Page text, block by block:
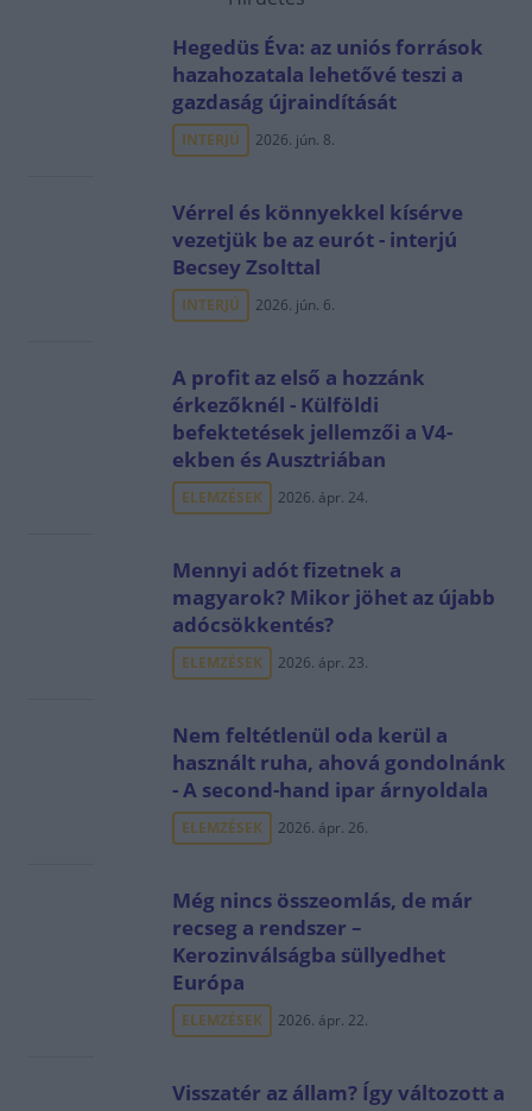
Hegedüs Éva: az uniós források
hazahozatala lehetővé teszi a
gazdaság újraindítását
INTERJÚ 2026. jún. 8.
Vérrel és könnyekkel kísérve
vezetjük be az eurót - interjú
Becsey Zsolttal
INTERJÚ 2026. jún. 6.
A profit az első a hozzánk
érkezőknél - Külföldi
befektetések jellemzői a V4-
ekben és Ausztriában
ELEMZÉSEK 2026. ápr. 24.
Mennyi adót fizetnek a
magyarok? Mikor jöhet az újabb
adócsökkentés?
ELEMZÉSEK 2026. ápr. 23.
Nem feltétlenül oda kerül a
használt ruha, ahová gondolnánk
- A second-hand ipar árnyoldala
ELEMZÉSEK 2026. ápr. 26.
Még nincs összeomlás, de már
recseg a rendszer –
Kerozinválságba süllyedhet
Európa
ELEMZÉSEK 2026. ápr. 22.
Visszatér az állam? Így változott a